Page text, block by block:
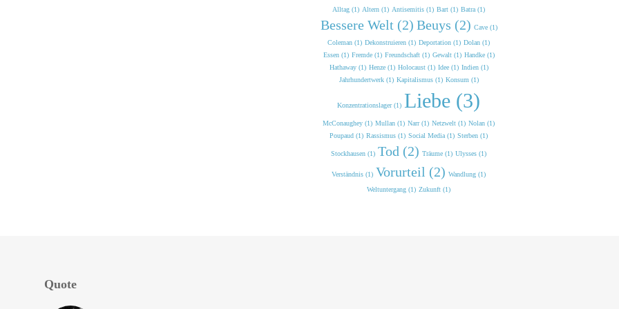
Alltag (1) Altern (1) Antisemitis (1) Bart (1) Batra (1)
Bessere Welt (2) Beuys (2) Cave (1)
Coleman (1) Dekonstruieren (1) Deportation (1) Dolan (1)
Essen (1) Fremde (1) Freundschaft (1) Gewalt (1) Handke (1)
Hathaway (1) Henze (1) Holocaust (1) Idee (1) Indien (1)
Jahrhundertwerk (1) Kapitalismus (1) Konsum (1)
Konzentrationslager (1) Liebe (3)
McConaughey (1) Mullan (1) Narr (1) Netzwelt (1) Nolan (1)
Poupaud (1) Rassismus (1) Social Media (1) Sterben (1)
Stockhausen (1) Tod (2) Träume (1) Ulysses (1)
Verständnis (1) Vorurteil (2) Wandlung (1)
Weltuntergang (1) Zukunft (1)
Quote